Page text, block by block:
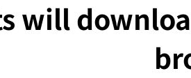
will